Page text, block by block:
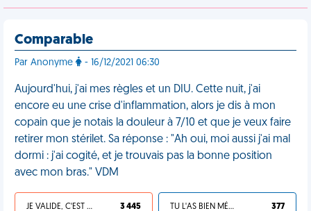
Comparable
Par Anonyme - 16/12/2021 06:30
Aujourd'hui, j'ai mes règles et un DIU. Cette nuit, j'ai
encore eu une crise d'inflammation, alors je dis à mon
copain que je notais la douleur à 7/10 et que je veux faire
retirer mon stérilet. Sa réponse : "Ah oui, moi aussi j'ai mal
dormi : j'ai cogité, et je trouvais pas la bonne position
avec mon bras." VDM
JE VALIDE, C'EST UNE VDM 3 445 TU L'AS BIEN MÉRITÉ 377